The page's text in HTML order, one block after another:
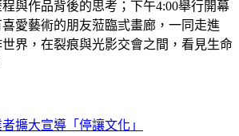
與作品背後的思考；下午4:00舉行開幕
愛藝術的朋友蒞臨弎畫廊，一同走進
世界，在裂痕與光影交會之間，看見生命
擴大宣導「停讓文化」